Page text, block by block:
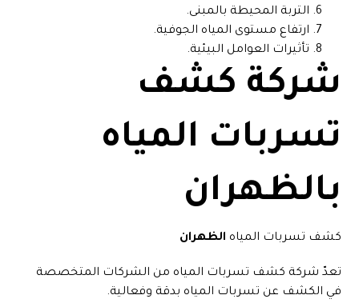
التربة المحيطة بالمبنى.
ارتفاع مستوى المياه الجوفية.
تأثيرات العوامل البيئية.
شركة كشف
تسربات المياه
بالظهران
كشف تسربات المياه الظهران
تعدّ شركة كشف تسربات المياه من الشركات المتخصصة
في الكشف عن تسربات المياه بدقة وفعالية.